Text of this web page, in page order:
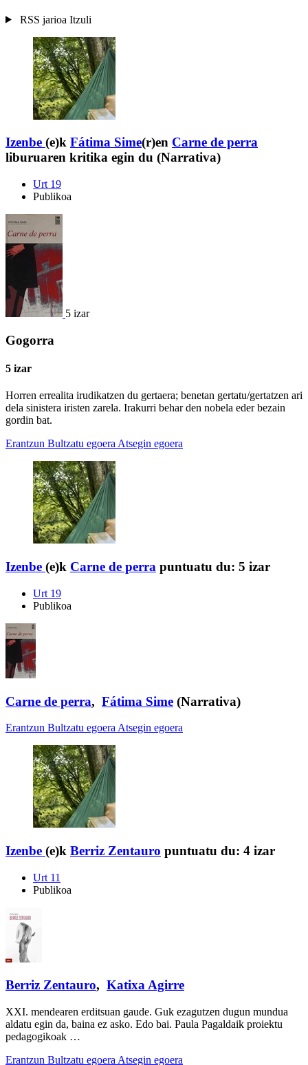
RSS jarioa Itzuli
Izenbe (e)k Fátima Sime(r)en Carne de perra
liburuaren kritika egin du (Narrativa)
Urt 19
Publikoa
5 izar
Gogorra
5 izar
Horren errealita irudikatzen du gertaera; benetan gertatu/gertatzen ari
dela sinistera iristen zarela. Irakurri behar den nobela eder bezain
gordin bat.
Erantzun Bultzatu egoeraAtsegin egoera
Izenbe (e)k Carne de perra puntuatu du: 5 izar
Urt 19
Publikoa
Carne de perra, Fátima Sime (Narrativa)
Erantzun Bultzatu egoera Atsegin egoera
Izenbe (e)k Berriz Zentauro puntuatu du: 4 izar
Urt 11
Publikoa
Berriz Zentauro, Katixa Agirre
XXI. mendearen erditsuan gaude. Guk ezagutzen dugun mundua
aldatu egin da, baina ez asko. Edo bai. Paula Pagaldaik proiektu
pedagogikoak …
Erantzun Bultzatu egoera Atsegin egoera